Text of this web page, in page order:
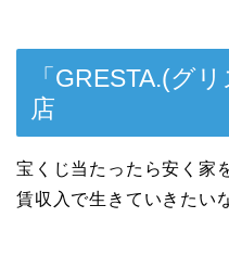
「GRESTA.(グ
店
宝くじ当たったら安く家
賃収入で生きていきたい